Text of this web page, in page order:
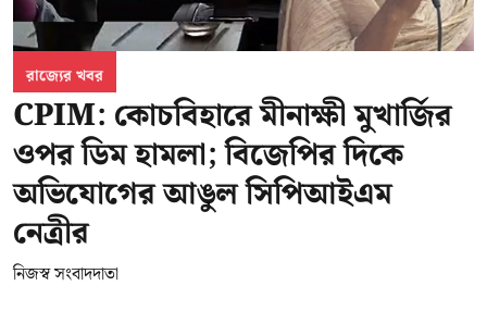
রাজ্যের খবর
CPIM: কোচবিহারে মীনাক্ষী মুখার্জির
ওপর ডিম হামলা; বিজেপির দিকে
অভিযোগের আঙুল সিপিআইএম
নেত্রীর
নিজস্ব সংবাদদাতা